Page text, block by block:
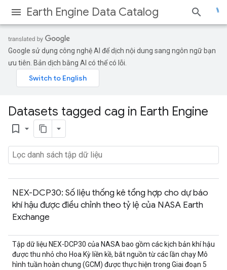
Earth Engine Data Catalog
Google sử dụng công nghệ AI để dịch nội dung sang ngôn ngữ bạn
ưu tiên. Bản dịch bằng AI có thể có lỗi.
Datasets tagged cag in Earth Engine
bookmark_border
NEX-DCP30: Số liệu thống kê tổng hợp cho dự báo
khí hậu được điều chỉnh theo tỷ lệ của NASA Earth
Exchange
Tập dữ liệu NEX-DCP30 của NASA bao gồm các kịch bản khí hậu
được thu nhỏ cho Hoa Kỳ liền kề, bắt nguồn từ các lần chạy Mô
hình tuần hoàn chung (GCM) được thực hiện trong Giai đoạn 5